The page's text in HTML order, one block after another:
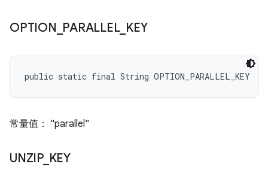
OPTION PARALLEL_ KEY
public static final String OPTION_PARALLEL_KEY
常量值： "parallel"
UNZIP_ KEY